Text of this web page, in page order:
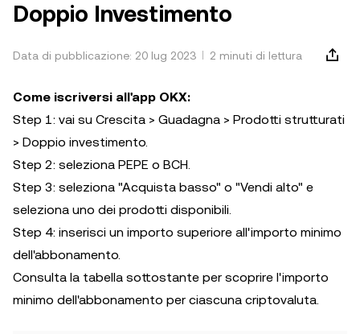
Doppio Investimento
Data di pubblicazione: 20 lug 2023 2 minuti di lettura
Come iscriversi all'app OKX:
Step 1: vai su Crescita > Guadagna > Prodotti strutturati
> Doppio investimento.
Step 2: seleziona PEPE o BCH.
Step 3: seleziona "Acquista basso" o "Vendi alto" e
seleziona uno dei prodotti disponibili.
Step 4: inserisci un importo superiore all'importo minimo
dell'abbonamento.
Consulta la tabella sottostante per scoprire l'importo
minimo dell'abbonamento per ciascuna criptovaluta.